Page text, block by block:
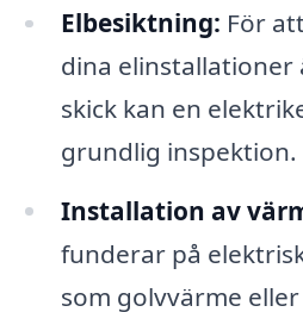
Elbesiktning: För
dina elinstallationer
skick kan en
grundlig inspektion.
Installation av
funderar på
som golvvärme